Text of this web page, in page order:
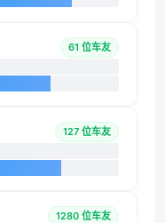
61 位车友
127 位车友
1280 位车友